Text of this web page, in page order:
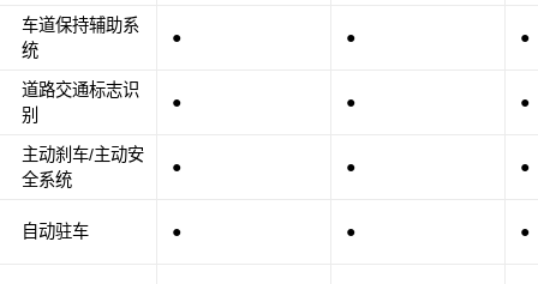
车道保持辅助系
统
道路交通标志识
别
主动刹车/主动安
全系统
自动驻车
● ● ●
● ● ●
● ● ●
● ● ●